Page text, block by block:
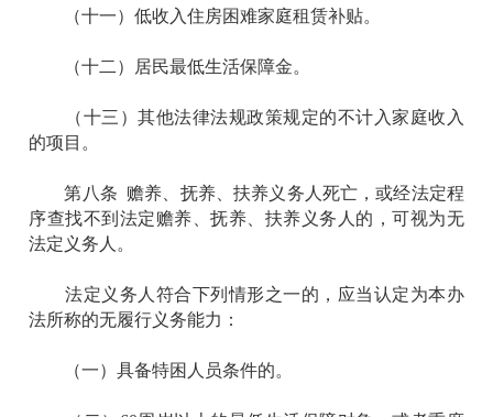
（十一）低收入住房困难家庭租赁补贴。
（十二）居民最低生活保障金。
（十三）其他法律法规政策规定的不计入家庭收入
的项目。
第八条 赡养、抚养、扶养义务人死亡，或经法定程
序查找不到法定赡养、抚养、扶养义务人的，可视为无
法定义务人。
法定义务人符合下列情形之一的，应当认定为本办
法所称的无履行义务能力：
（一）具备特困人员条件的。